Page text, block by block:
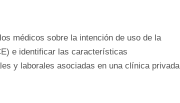
médicos sobre la intención de uso de la
e identificar las características
y laborales asociadas en una clínica privada